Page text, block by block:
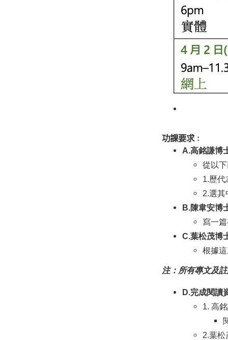
功課要求 ﹕
A.高銘謙博
從以
1.歷代
2.選其
B.陳韋安博
寫一
C.葉松茂博
根據
D.完成閱讀
1. 高
2.葉松